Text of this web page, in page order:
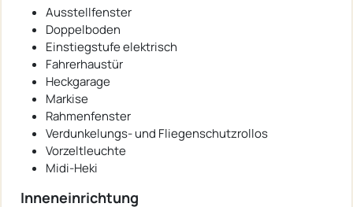
Ausstellfenster
Doppelboden
Einstiegstufe elektrisch
Fahrerhaustür
Heckgarage
Markise
Rahmenfenster
Verdunkelungs- und Fliegenschutzrollos
Vorzeltleuchte
Midi-Heki
Inneneinrichtung